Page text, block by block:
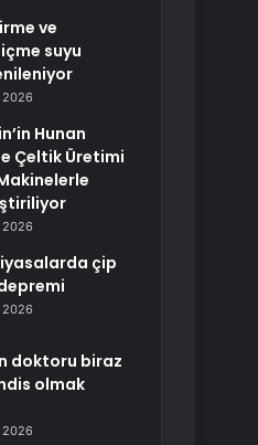
ve
suyu
2026
Hunan
Çeltik Üretimi
2026
çip
2026
doktoru biraz
olmak
2026